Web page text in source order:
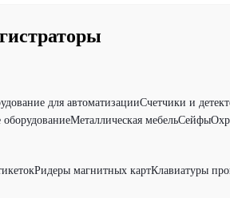
для автоматизацииСчетчики и
оборудованиеМеталлическая мебельСейфы
Ридеры магнитных картКлавиатуры